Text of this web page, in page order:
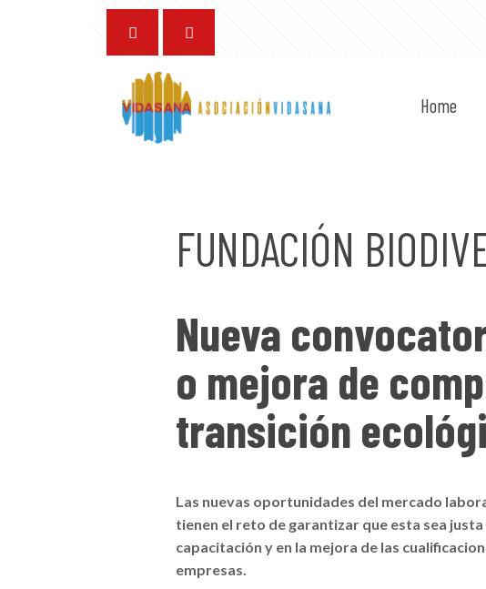
Home
28 de marzo de 2024
FUNDACIÓN
Nueva
o mejora de
transición
Las nuevas oportunidades del mercado
tienen el reto de garantizar que esta sea
capacitación y en la mejora de las
empresas.